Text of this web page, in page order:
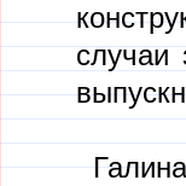
случаи
Галина